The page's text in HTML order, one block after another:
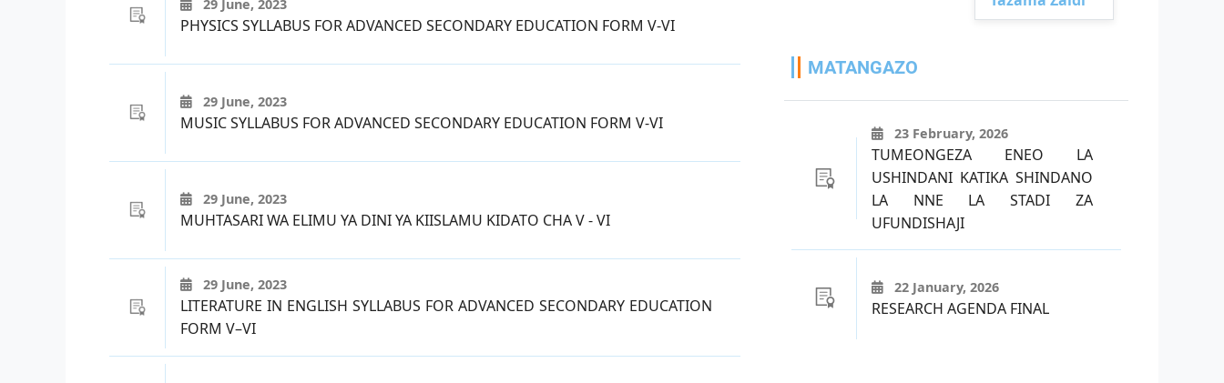
29 June, 2023
PHYSICS SYLLABUS FOR ADVANCED SECONDARY EDUCATION FORM V-VI
29 June, 2023
MUSIC SYLLABUS FOR ADVANCED SECONDARY EDUCATION FORM V-VI
29 June, 2023
MUHTASARI WA ELIMU YA DINI YA KIISLAMU KIDATO CHA V - VI
29 June, 2023
LITERATURE IN ENGLISH SYLLABUS FOR ADVANCED SECONDARY EDUCATION
FORM V–VI
MATANGAZO
23 February, 2026
TUMEONGEZA ENEO LA
USHINDANI KATIKA SHINDANO
LA NNE LA STADI ZA
UFUNDISHAJI
22 January, 2026
RESEARCH AGENDA FINAL